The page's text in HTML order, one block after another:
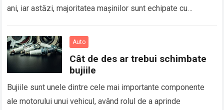
ani, iar astăzi, majoritatea mașinilor sunt echipate cu
Auto
Cât de des ar trebui schimbate
bujiile
Bujiile sunt unele dintre cele mai importante componente
ale motorului unui vehicul, având rolul de a aprinde